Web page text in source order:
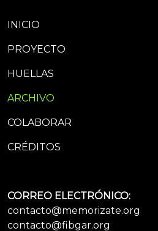
INICIO
PROYECTO
HUELLAS
ARCHIVO
COLABORAR
CRÉDITOS
CORREO ELECTRÓNICO:
contacto@memorizate.org
contacto@fibgar.org